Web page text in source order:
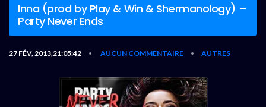
Inna (prod by Play & Win & Shermanology) –
Party Never Ends
27 FÉV, 2013,21:05:42 • AUCUN COMMENTAIRE • AUTRES